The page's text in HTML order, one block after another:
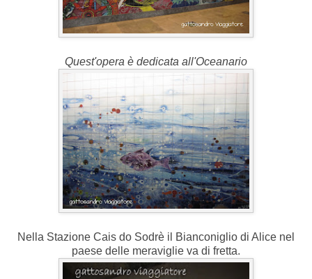
Quest'opera è dedicata all'Oceanario
Nella Stazione Cais do Sodrè il Bianconiglio di Alice nel
paese delle meraviglie va di fretta.